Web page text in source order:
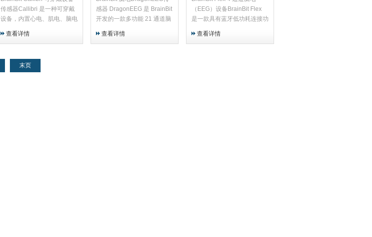
传感器Callibri 是一种可穿戴
设备，内置心电、肌电、脑电
和角速度传感器，用于监测肌
生理数据。Ca...
查看详情
感器 DragonEEG 是 BrainBit
开发的一款多功能 21 通道脑
场景，提供完整的 10-20 个
查看详情
（EEG）设备BrainBit Flex
是一款具有蓝牙低功耗连接功
（EEG）设备。四个通道配
查看详情
末页